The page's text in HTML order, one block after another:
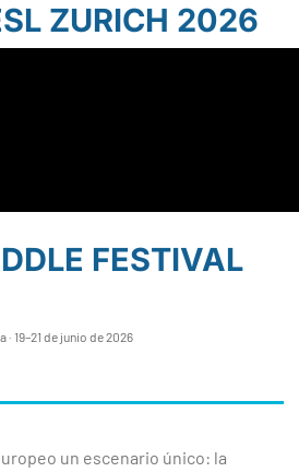
ZURICH 2026
FESTIVAL
19–21 de junio de 2026
un escenario único: la